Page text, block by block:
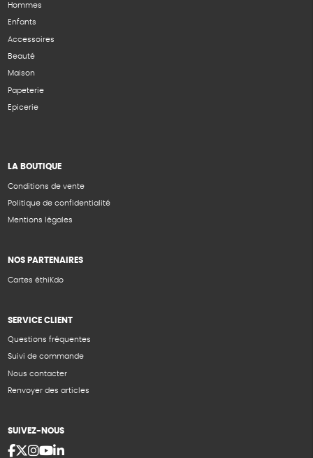
Hommes
Enfants
Accessoires
Beauté
Maison
Papeterie
Epicerie
LA BOUTIQUE
Conditions de vente
Politique de confidentialité
Mentions légales
NOS PARTENAIRES
Cartes éthiKdo
SERVICE CLIENT
Questions fréquentes
Suivi de commande
Nous contacter
Renvoyer des articles
SUIVEZ-NOUS